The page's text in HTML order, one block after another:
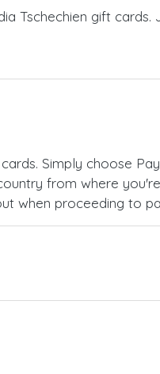
Tschechien gift
Simply choose
from where
when proceeding to